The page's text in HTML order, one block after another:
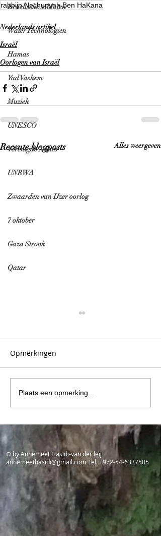
Israelische soldaten
Water Technologien
Hamas
Yad Vashem
Muziek
UNESCO
Verenigde Naties
UNRWA
Zwaarden van IJzer oorlog
7 oktober
Gaza Strook
Qatar
rabbijn Nechunyah Ben HaKana
Nederlands artikel
Israël
Oorlogen van Israël
Recente blogposts Alles weergeven
Hij die gelooft ..... zal
niet bang zijn
Opmerkingen
Plaats een opmerking...
© by Annemeet Hasidi-van der leij
annemeethasidi@gmail.comtel. +972-54-6337505